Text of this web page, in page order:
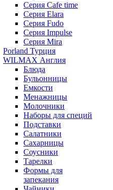
Серия Cafe time
Серия Elara
Серия Fudo
Серия Impulse
Серия Mira
Porland Турция
WILMAX Англия
Блюда
Бульонницы
Емкости
Менажницы
Молочники
Наборы для специй
Подставки
Салатники
Сахарницы
Соусники
Тарелки
Формы для
запекания